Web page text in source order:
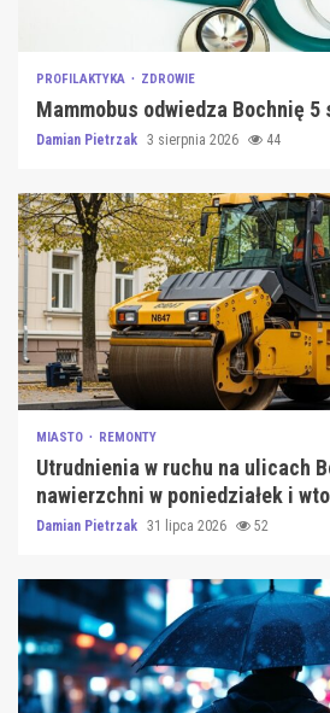
PROFILAKTYKA ZDROWIE
Mammobus odwiedza Bochnię 5
Damian Pietrzak 3 sierpnia 2026 44
MIASTO REMONTY
Utrudnienia w ruchu na ulicach
nawierzchni w poniedziałek i
Damian Pietrzak 31 lipca 2026 52